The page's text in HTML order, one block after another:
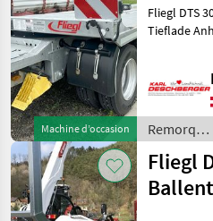
Fliegl
Metal-Fach
Conpexim
Farmtech
Krone
Machine d’occasion
Fliegl DTS
Tieflade
24.000 kg,
mm; R
Remorques
/ Fliegl
Fliegl